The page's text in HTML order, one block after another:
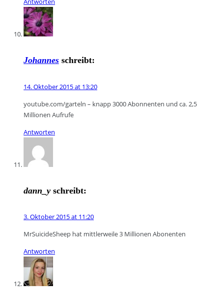
Johannes schreibt:
14. Oktober 2015 at 13:20
youtube.com/garteln – knapp 3000 Abonnenten und ca. 2,5
Millionen Aufrufe
Antworten
dann_y schreibt:
3. Oktober 2015 at 11:20
MrSuicideSheep hat mittlerweile 3 Millionen Abonenten
Antworten